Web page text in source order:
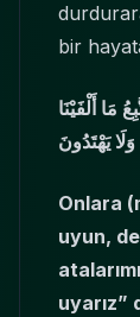
bir
مَا أَلْفَيْنَا
يَهْتَدُونَ
Onlara
uyun,
uyarız”